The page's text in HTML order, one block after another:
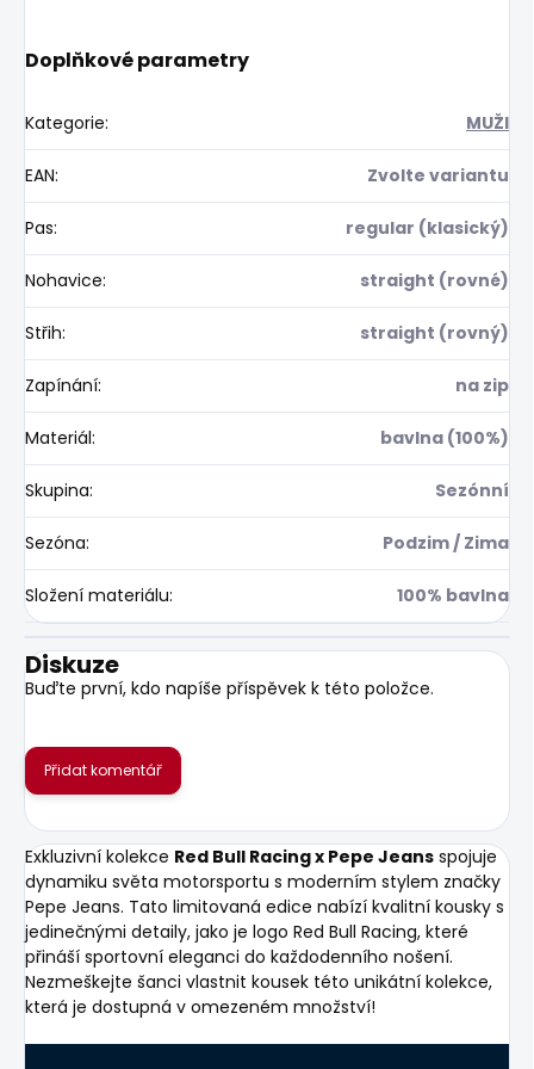
Doplňkové parametry
Kategorie: MUŽI
EAN: Zvolte variantu
Pas: regular (klasický)
Nohavice: straight (rovné)
Střih: straight (rovný)
Zapínání: na zip
Materiál: bavlna (100%)
Skupina: Sezónní
Sezóna: Podzim / Zima
Složení materiálu: 100% bavlna
Diskuze
Buďte první, kdo napíše příspěvek k této položce.
Přidat komentář
Exkluzivní kolekce Red Bull Racing x Pepe Jeans spojuje
dynamiku světa motorsportu s moderním stylem značky
Pepe Jeans. Tato limitovaná edice nabízí kvalitní kousky s
jedinečnými detaily, jako je logo Red Bull Racing, které
přináší sportovní eleganci do každodenního nošení.
Nezmeškejte šanci vlastnit kousek této unikátní kolekce,
která je dostupná v omezeném množství!